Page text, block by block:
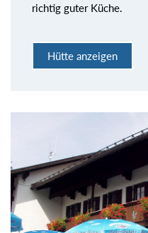
richtig guter Küche.
Hütte anzeigen